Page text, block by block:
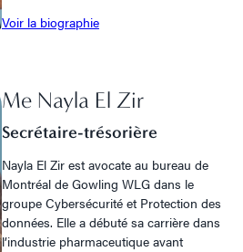
Voir la biographie
Me Nayla El Zir
Secrétaire-trésorière
Nayla El Zir est avocate au bureau de
Montréal de Gowling WLG dans le
groupe Cybersécurité et Protection des
données. Elle a débuté sa carrière dans
l’industrie pharmaceutique avant